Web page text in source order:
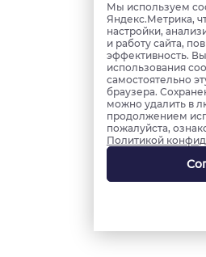
Мы используем
Яндекс.Метрика,
настройки,
и работу сайта,
эффективность.
использования
самостоятельно
браузера.
можно удалить в
продолжением
пожалуйста,
Политикой